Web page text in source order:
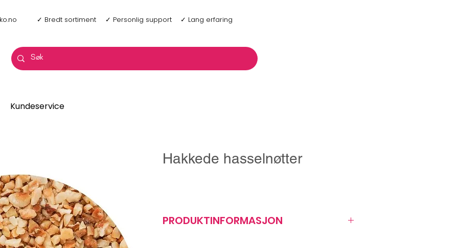
✓ Bredt sortiment ✓ Personlig support ✓ Lang erfaring
Kundeservice
Hakkede hasselnøtter
PRODUKTINFORMASJON